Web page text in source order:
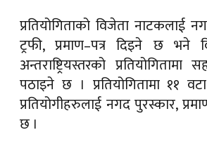
प्रतियोगिताको विजेता नाटकलाई
ट्रफी, प्रमाण–पत्र दिइने छ भने
अन्तराष्ट्रियस्तरको प्रतियोगितामा
पठाइने छ । प्रतियोगितामा ११
प्रतियोगीहरुलाई नगद पुरस्कार,
छ ।